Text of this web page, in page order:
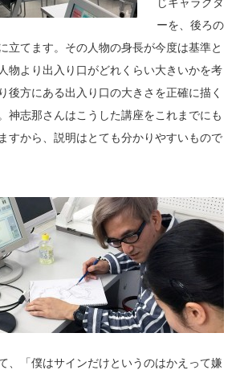
ーを、後ろの
立てます。その人物の身長が今度は基準と
物より出入り口がどれくらい大きいかを考
後方にある出入り口の大きさを正確に描く
神志那さんはこうした講座をこれまでにも
すから、説明はとても分かりやすいもので
、「僕はサインだけというのはかえって嫌